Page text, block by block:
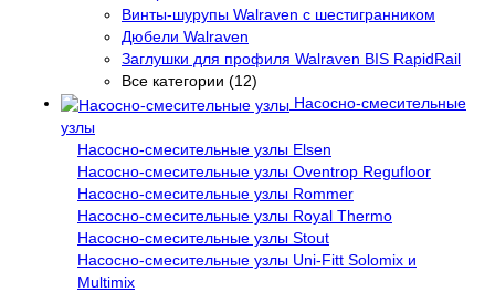
Винты-шурупы Walraven с шестигранником
Дюбели Walraven
Заглушки для профиля Walraven BIS RapidRail
Все категории (12)
Насосно-смесительные
узлы
Насосно-смесительные узлы Elsen
Насосно-смесительные узлы Oventrop Regufloor
Насосно-смесительные узлы Rommer
Насосно-смесительные узлы Royal Thermo
Насосно-смесительные узлы Stout
Насосно-смесительные узлы Uni-Fitt Solomix и
Multimix